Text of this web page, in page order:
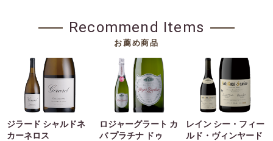
Recommend Items
お薦め商品
ジラード シャルドネ
カーネロス
ロジャーグラート カ
バ プラチナ ドゥ
レイン シー・フィー
ルド・ヴィンヤード